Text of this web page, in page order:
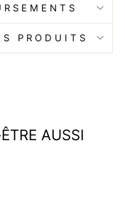
PRODUITS
AUSSI